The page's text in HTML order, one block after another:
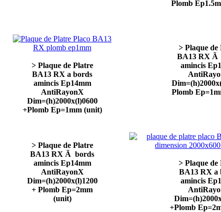
Plomb
> Plaque de Platre
BA13 RX a bords
amincis Ep14mm
AntiRayonX
Dim=(h)2000x(l)0600
+Plomb Ep=1mm (unit)
> Plaque de
BA13 RX Ã
amincis
Plomb
> Plaque de Platre
BA13 RX Ã bords
amincis Ep14mm
AntiRayonX
Dim=(h)2000x(l)1200
+ Plomb Ep=2mm
(unit)
> Plaque de
BA13 RX a
amincis
+Plomb